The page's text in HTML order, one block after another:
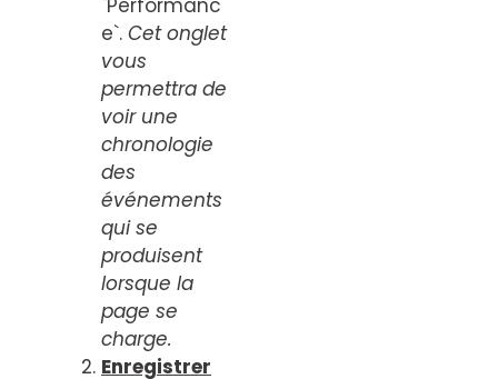
e`. Cet onglet
vous
permettra de
voir une
chronologie
des
événements
qui se
produisent
lorsque la
page se
charge.
Enregistrer